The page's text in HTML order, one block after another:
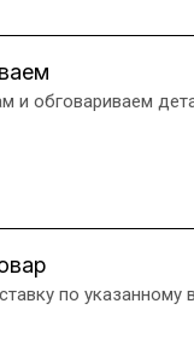
и обговариваем
по указанному